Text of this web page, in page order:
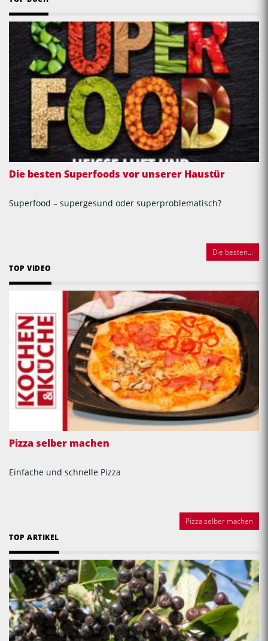
Die besten Superfoods vor unserer Haustür
Superfood – supergesund oder superproblematisch?
Die besten...
TOP VIDEO
Pizza selber machen
Einfache und schnelle Pizza
Pizza selber machen
TOP ARTIKEL